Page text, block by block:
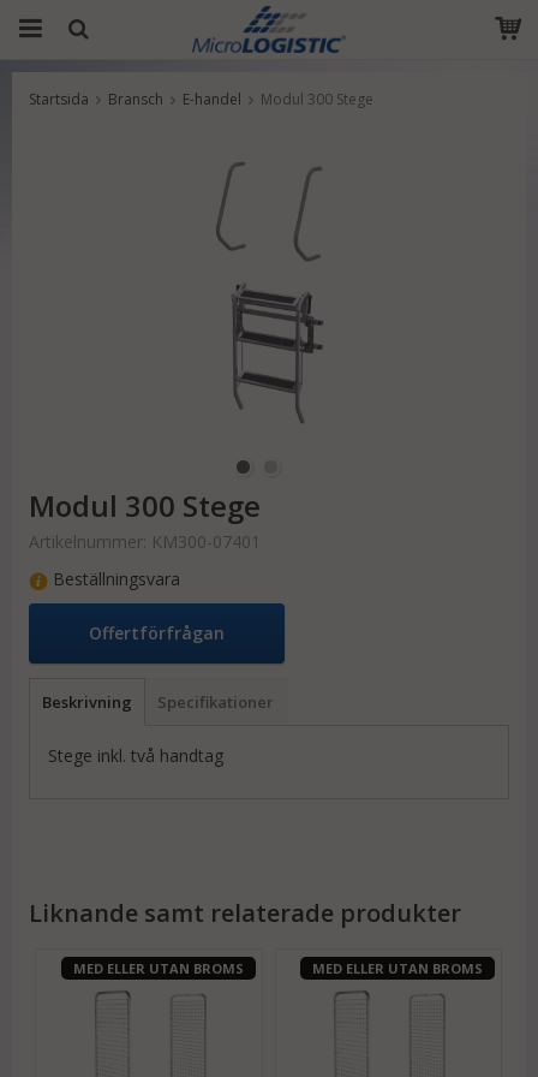
Produkten har blivit tillagd i varukorgen
Startsida Bransch E-handel Modul 300 Stege
Modul 300 Stege
Artikelnummer: KM300-07401
Beställningsvara
Offertförfrågan
Beskrivning Specifikationer
Stege inkl. två handtag
Liknande samt relaterade produkter
MED ELLER UTAN BROMS MED ELLER UTAN BROMS